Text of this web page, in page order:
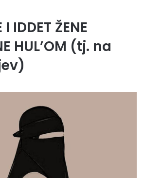
IDDET ŽENE
HUL’OM (tj. na